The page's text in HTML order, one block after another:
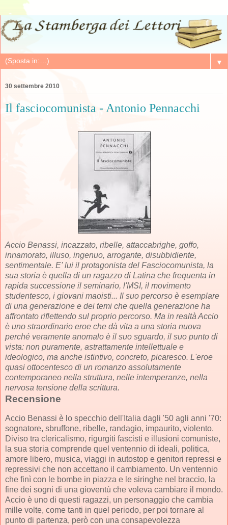
▼
30 settembre 2010
Il fasciocomunista - Antonio Pennacchi
Accio Benassi, incazzato, ribelle, attaccabrighe, goffo,
innamorato, illuso, ingenuo, arrogante, disubbidiente,
sentimentale. E' lui il protagonista del Fasciocomunista, la
sua storia è quella di un ragazzo di Latina che frequenta in
rapida successione il seminario, l'MSI, il movimento
studentesco, i giovani maoisti... Il suo percorso è esemplare
di una generazione e dei temi che quella generazione ha
affrontato riflettendo sul proprio percorso. Ma in realtà Accio
è uno straordinario eroe che dà vita a una storia nuova
perché veramente anomalo è il suo sguardo, il suo punto di
vista: non puramente, astrattamente intellettuale e
ideologico, ma anche istintivo, concreto, picaresco. L'eroe
quasi ottocentesco di un romanzo assolutamente
contemporaneo nella struttura, nelle intemperanze, nella
nervosa tensione della scrittura.
Recensione
Accio Benassi è lo specchio dell'Italia dagli '50 agli anni '70:
sognatore, sbruffone, ribelle, randagio, impaurito, violento.
Diviso tra clericalismo, rigurgiti fascisti e illusioni comuniste,
la sua storia comprende quel ventennio di ideali, politica,
amore libero, musica, viaggi in autostop e genitori repressi e
repressivi che non accettano il cambiamento. Un ventennio
che finì con le bombe in piazza e le siringhe nel braccio, la
fine dei sogni di una gioventù che voleva cambiare il mondo.
Accio è uno di questi ragazzi, un personaggio che cambia
mille volte, come tanti in quel periodo, per poi tornare al
punto di partenza, però con una consapevolezza